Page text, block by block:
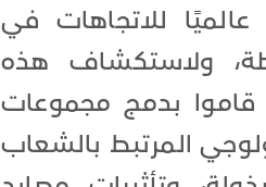
للاتجاهات في
ولاستكشاف هذه
قاموا بدمج مجموعات
المرتبط بالشعاب